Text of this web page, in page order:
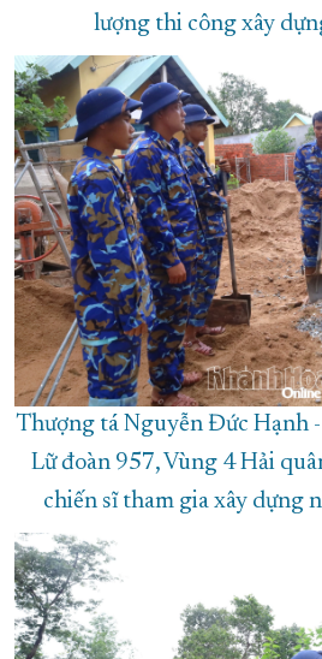
lượng thi công xây
Thượng tá Nguyễn Đức Hạnh
Lữ đoàn 957, Vùng 4 Hải
chiến sĩ tham gia xây dựng